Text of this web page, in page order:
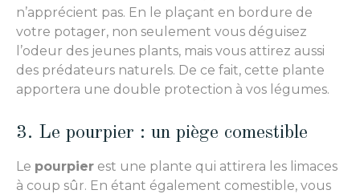
n’apprécient pas. En le plaçant en bordure de
votre potager, non seulement vous déguisez
l’odeur des jeunes plants, mais vous attirez aussi
des prédateurs naturels. De ce fait, cette plante
apportera une double protection à vos légumes.
3. Le pourpier : un piège comestible
Le pourpier est une plante qui attirera les limaces
à coup sûr. En étant également comestible, vous